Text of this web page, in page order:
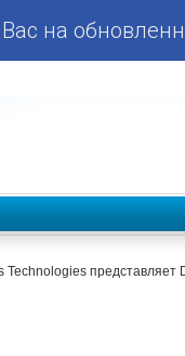
на
Technologies